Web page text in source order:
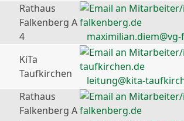
Rathaus
Falkenberg A
4
KiTa
Taufkirchen
leitung@kita-
Rathaus
Falkenberg A